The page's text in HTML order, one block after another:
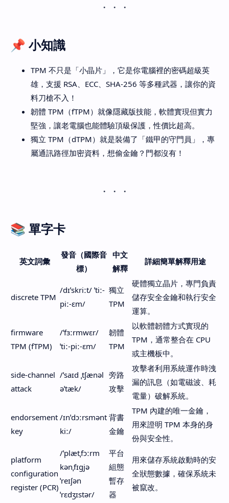
📌 小知識
TPM 不只是「小晶片」，它是你電腦裡的密碼超級英
雄，支援 RSA、ECC、SHA-256 等多種武器，讓你的資
料刀槍不入！
韌體 TPM（fTPM）就像隱藏版技能，軟體實現但實力
堅強，讓老電腦也能體驗頂級保護，性價比超高。
獨立 TPM（dTPM）就是裝備了「鐵甲的守門員」，專
屬通訊路徑加密資料，想偷金鑰？門都沒有！
📚 單字卡
英文詞彙
發音（國際音
標）
中文
解釋
詳細簡單解釋用途
discrete TPM
/dɪˈskriːt/ ˈtiː-
piː-ɛm/
獨立
TPM
硬體獨立晶片，專門負責
儲存安全金鑰和執行安全
運算。
firmware
TPM (fTPM)
/ˈfɜːrmwɛr/
ˈtiː-piː-ɛm/
韌體
TPM
以軟體韌體方式實現的
TPM，通常整合在 CPU
或主機板中。
side-channel
attack
/ˈsaɪd ˌtʃænəl
əˈtæk/
旁路
攻擊
攻擊者利用系統運作時洩
漏的訊息（如電磁波、耗
電量）破解系統。
endorsement
key
/ɪnˈdɔːrsmənt
kiː/
背書
金鑰
TPM 內建的唯一金鑰，
用來證明 TPM 本身的身
份與安全性。
platform
configuration
register (PCR)
/ˈplætˌfɔːrm
kənˌfɪɡjə
ˈreɪʃən
ˈrɛdʒɪstər/
平台
組態
暫存
器
用來儲存系統啟動時的安
全狀態數據，確保系統未
被竄改。